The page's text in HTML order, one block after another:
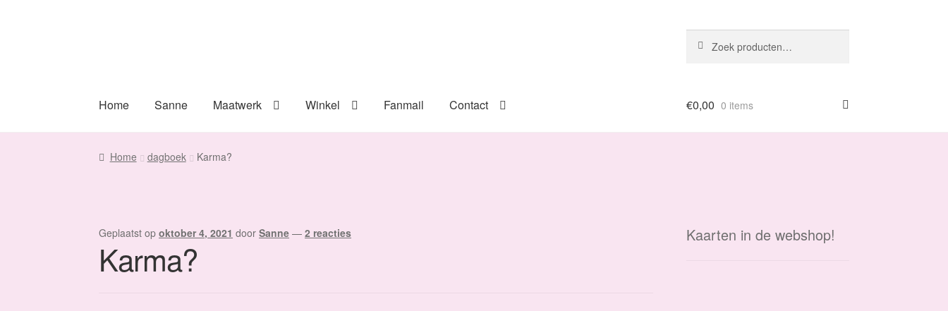
naar:
Home Sanne Maatwerk Winkel Fanmail Contact €0,00 0 items
Home dagboek Karma?
Geplaatst opoktober 4, 2021 doorSanne —2 reacties
Karma?
Kaarten in de webshop!